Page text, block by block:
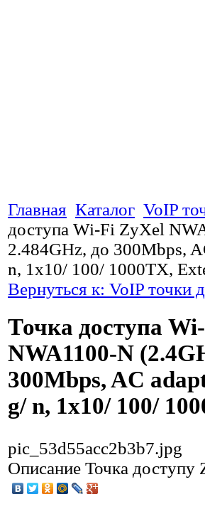
Главная Каталог VoIP
доступа Wi-Fi ZyXel
2.484GHz, до 300Mbps,
n, 1x10/ 100/ 1000TX,
Вернуться к: VoIP точки
Точка доступа
NWA1100-N
300Mbps, AC
g/ n, 1x10/ 100/
pic_53d55acc2b3b7.jpg
Описание Точка